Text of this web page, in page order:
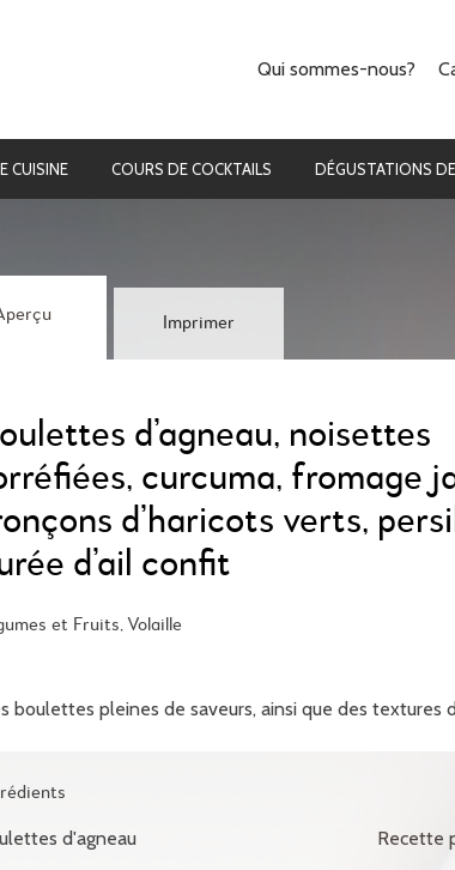
Qui sommes-nous?
Ils parlent de nous
CUISINE COURS DE COCKTAILS DÉGUSTATIONS
Imprimer
d’agneau, noisettes
curcuma, fromage
d’haricots verts,
d’ail confit
et Fruits, Volaille
boulettes pleines de saveurs, ainsi que des textures
Recette
d'agneau